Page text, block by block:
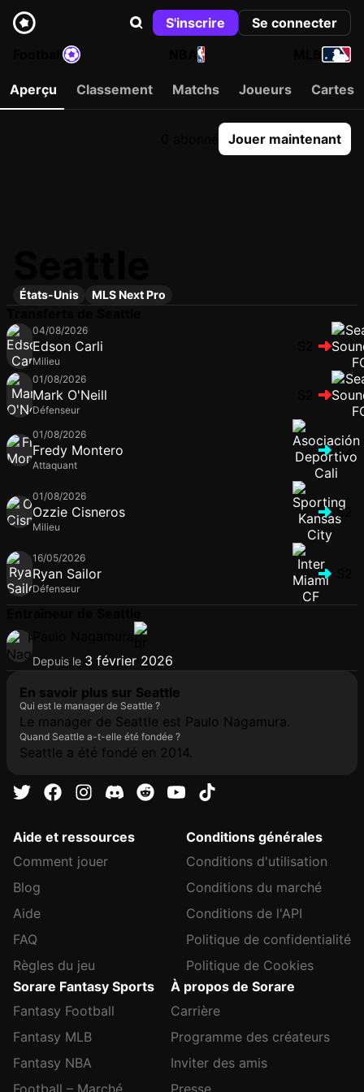
S'inscrire
Se connecter
NBA
Aperçu Classement Matchs Joueurs Cartes
Jouer maintenant
États-Unis MLS Next Pro
04/08/2026
Edson Carli
Milieu
01/08/2026
Mark O'Neill
Défenseur
01/08/2026
Fredy Montero
Attaquant
S2
01/08/2026
Ozzie Cisneros
Milieu
S2
16/05/2026
Ryan Sailor
Défenseur
Depuis le 3 février 2026
En savoir plus sur Seattle
Qui est le manager de Seattle ?
Le manager de Seattle est Paulo Nagamura.
Quand Seattle a-t-elle été fondée ?
Seattle a été fondé en 2014.
Aide et ressources
Comment jouer
Blog
Aide
FAQ
Règles du jeu
Conditions générales
Conditions d'utilisation
Conditions du marché
Conditions de l'API
Politique de confidentialité
Politique de Cookies
Sorare Fantasy Sports
Fantasy Football
Fantasy MLB
Fantasy NBA
Football – Marché
À propos de Sorare
Carrière
Programme des créateurs
Inviter des amis
Presse